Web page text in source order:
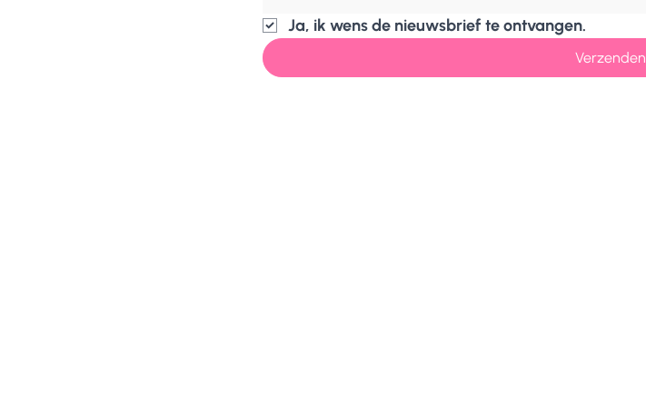
Ja, ik wens de nieuwsbrief te ontvangen.
Verzenden